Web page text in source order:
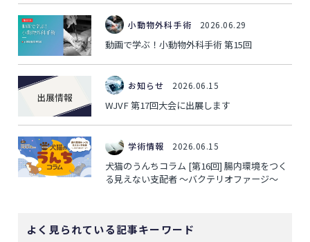
小動物外科手術 2026.06.29
動画で学ぶ！小動物外科手術 第15回
お知らせ 2026.06.15
WJVF 第17回大会に出展します
学術情報 2026.06.15
犬猫のうんちコラム [第16回] 腸内環境をつく
る見えない支配者 ～バクテリオファージ～
よく見られている記事キーワード